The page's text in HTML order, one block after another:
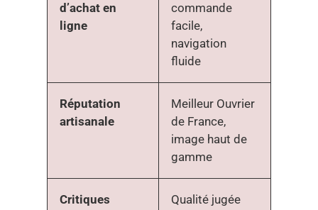
d’achat en
ligne
commande
facile,
navigation
fluide
Réputation
artisanale
Meilleur Ouvrier
de France,
image haut de
gamme
Critiques
Qualité jugée